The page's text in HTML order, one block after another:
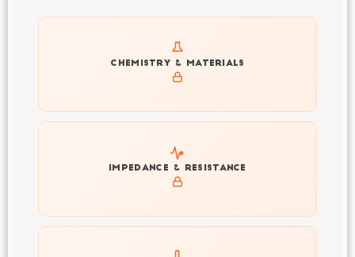
CHEMISTRY & MATERIALS
Get to know active materials for the ALONE 18650-
3309
IMPEDANCE & RESISTANCE
Explore impedance spectrum and DCIR (SOC, T) of
ALONE 18650-3309